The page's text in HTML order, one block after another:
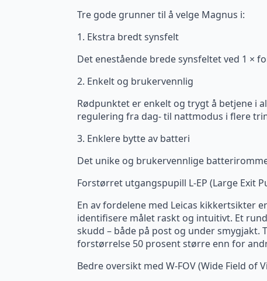
Tre gode grunner til å velge Magnus i:
1. Ekstra bredt synsfelt
Det enestående brede synsfeltet ved 1 ×
2. Enkelt og brukervennlig
Rødpunktet er enkelt og trygt å betjene i
regulering fra dag- til nattmodus i flere
3. Enklere bytte av batteri
Det unike og brukervennlige
Forstørret utgangspupill L-EP (Large Exit
En av fordelene med Leicas kikkertsikter
identifisere målet raskt og intuitivt. Et
skudd – både på post og under smygjakt.
forstørrelse 50 prosent større enn for
Bedre oversikt med W-FOV (Wide Field of